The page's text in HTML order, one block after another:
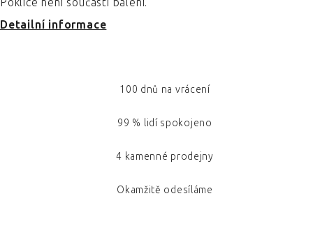
Detailní informace
100 dnů na vrácení
99 % lidí spokojeno
4 kamenné prodejny
Okamžitě odesíláme